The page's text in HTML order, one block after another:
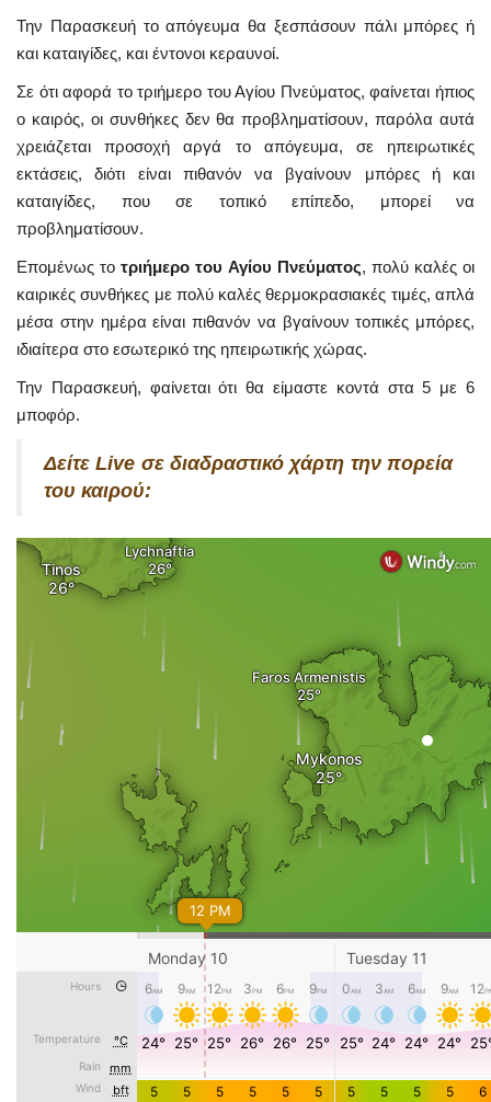
Την Παρασκευή το απόγευμα θα ξεσπάσουν πάλι μπόρες ή
και καταιγίδες, και έντονοι κεραυνοί.
Σε ότι αφορά το τριήμερο του Αγίου Πνεύματος, φαίνεται ήπιος
ο καιρός, οι συνθήκες δεν θα προβληματίσουν, παρόλα αυτά
χρειάζεται προσοχή αργά το απόγευμα, σε ηπειρωτικές
εκτάσεις, διότι είναι πιθανόν να βγαίνουν μπόρες ή και
καταιγίδες, που σε τοπικό επίπεδο, μπορεί να
προβληματίσουν.
Επομένως τοτριήμερο του Αγίου Πνεύματος, πολύ καλές οι
καιρικές συνθήκες με πολύ καλές θερμοκρασιακές τιμές, απλά
μέσα στην ημέρα είναι πιθανόν να βγαίνουν τοπικές μπόρες,
ιδιαίτερα στο εσωτερικό της ηπειρωτικής χώρας.
Την Παρασκευή, φαίνεται ότι θα είμαστε κοντά στα 5 με 6
μποφόρ.
ΔείτεLive σε διαδραστικό χάρτη την πορεία
του καιρού: